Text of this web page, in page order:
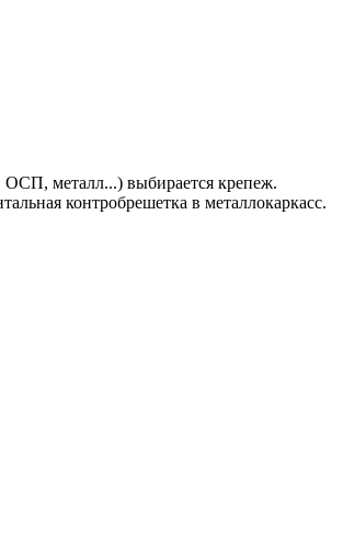
металл...) выбирается крепеж.
контробрешетка в металлокаркасс.